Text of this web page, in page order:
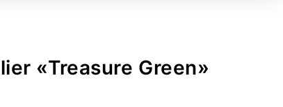
«Treasure Green»